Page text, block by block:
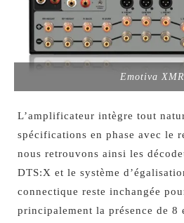
Emotiva
L’amplificateur intègre tout
spécifications en phase avec le
nous retrouvons ainsi les
DTS:X et le système
connectique reste inchangée
principalement la présence de 8